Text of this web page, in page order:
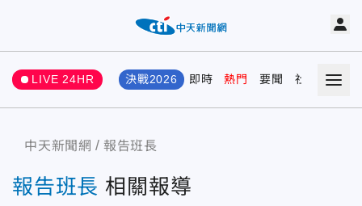
LIVE 24HR 決戰2026 即時 熱門 要聞 社會 娛樂
中天新聞網 報告班長
報告班長 相關報導